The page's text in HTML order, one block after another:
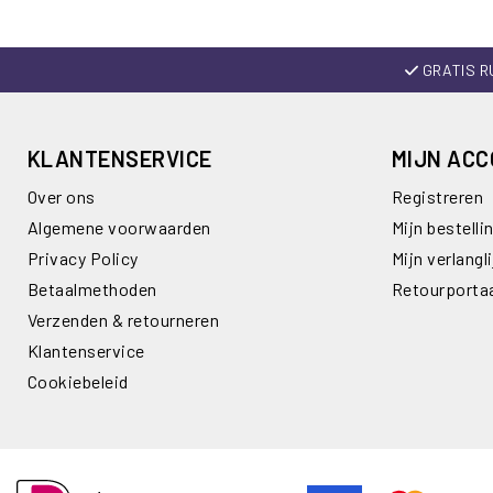
GRATIS
KLANTENSERVICE
Over ons
Algemene voorwaarden
Privacy Policy
Betaalmethoden
Verzenden & retourneren
Klantenservice
Cookiebeleid
MIJN
Registreren
Mijn
Mijn